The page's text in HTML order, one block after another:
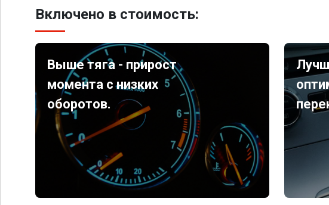
Включено в стоимость:
Выше тяга - прирост
момента с низких
оборотов.